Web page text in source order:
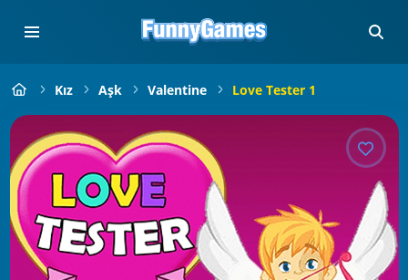
Kız Aşk Valentine Love Tester 1